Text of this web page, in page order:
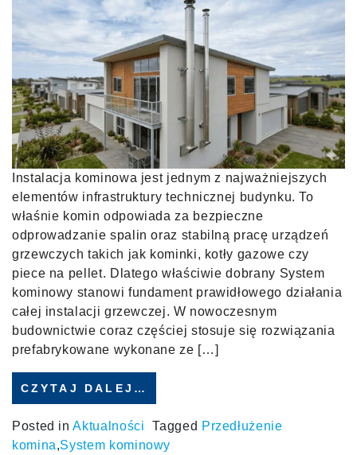
Instalacja kominowa jest jednym z najważniejszych
elementów infrastruktury technicznej budynku. To
właśnie komin odpowiada za bezpieczne
odprowadzanie spalin oraz stabilną pracę urządzeń
grzewczych takich jak kominki, kotły gazowe czy
piece na pellet. Dlatego właściwie dobrany System
kominowy stanowi fundament prawidłowego działania
całej instalacji grzewczej. W nowoczesnym
budownictwie coraz częściej stosuje się rozwiązania
prefabrykowane wykonane ze […]
CZYTAJ DALEJ…
Posted inAktualności Tagged Przedłużenie
komina,System kominowy